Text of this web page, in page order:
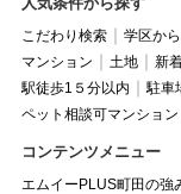
こだわり検索 学区か
マンション
土地 新
駅徒歩1５分以内
駐車
ペット相談可マンション
コンテンツメニュー
エムイーPLUS町田の強